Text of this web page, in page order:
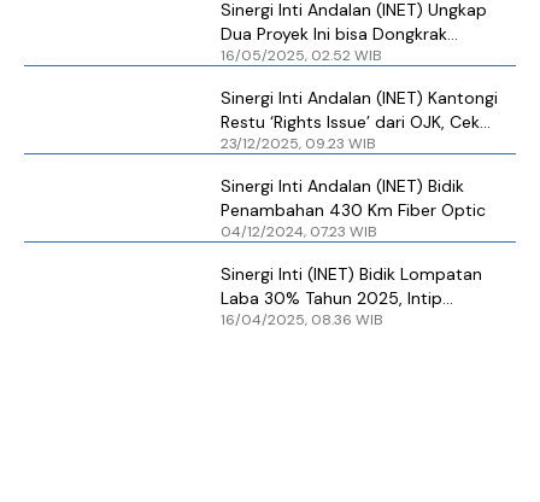
Sinergi Inti Andalan (INET) Ungkap
Dua Proyek Ini bisa Dongkrak
16/05/2025, 02.52 WIB
Sinergi Inti Andalan (INET) Kantongi
Restu ‘Rights Issue’ dari OJK, Cek
Jadwal Pelaksanaannya
23/12/2025, 09.23 WIB
Sinergi Inti Andalan (INET) Bidik
Penambahan 430 Km Fiber Optic
04/12/2024, 07.23 WIB
Sinergi Inti (INET) Bidik Lompatan
Laba 30% Tahun 2025, Intip
Strateginya
16/04/2025, 08.36 WIB